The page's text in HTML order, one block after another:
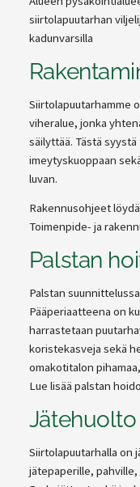
siirtolapuutarhan
kadunvarsilla
Siirtolapuutarhamme
viheralue, jonka
säilyttää. Tästä
imeytyskuoppaan
luvan.
Rakennusohjeet
Toimenpide- ja
Palstan
Palstan
Pääperiaatteena on
harrastetaan
koristekasveja sekä
omakotitalon
Lue lisää palstan
Jätehuolto
Siirtolapuutarhalla on
jätepaperille,